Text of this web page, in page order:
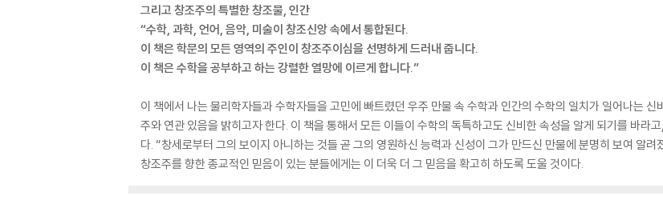
그리고 창조주의 특별한 창조물, 인간
“수학, 과학, 언어, 음악, 미술이 창조신앙 속에서 통합된다.
이 책은 학문의 모든 영역의 주인이 창조주이심을 선명하게 드러내 줍니다.
이 책은 수학을 공부하고 하는 강렬한 열망에 이르게 합니다.”
이 책에서 나는 물리학자들과 수학자들을 고민에 빠트렸던 우주 만물 속 수학과 인간의 수학의 일치가 일어나는
주와 연관 있음을 밝히고자 한다. 이 책을 통해서 모든 이들이 수학의 독특하고도 신비한 속성을 알게 되기를 바라
다. “창세로부터 그의 보이지 아니하는 것들 곧 그의 영원하신 능력과 신성이 그가 만드신 만물에 분명히 보여 알
창조주를 향한 종교적인 믿음이 있는 분들에게는 이 더욱 더 그 믿음을 확고히 하도록 도울 것이다.